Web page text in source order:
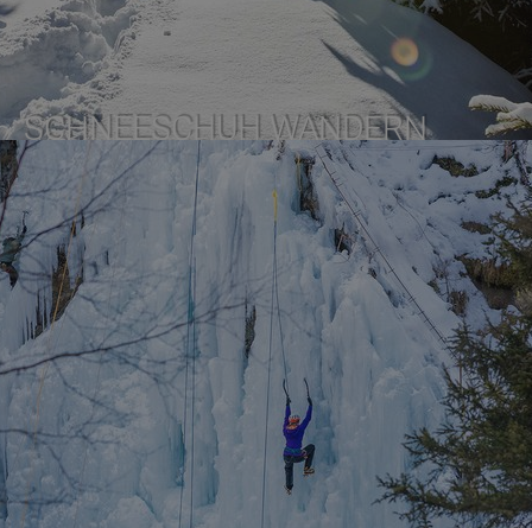
SCHNEESCHUH WANDERN